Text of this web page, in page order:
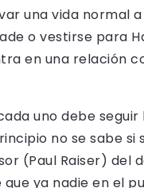
una vida normal a
o vestirse para
en una relación
uno debe
no se sabe
(Paul Raiser) del
que ya nadie en el